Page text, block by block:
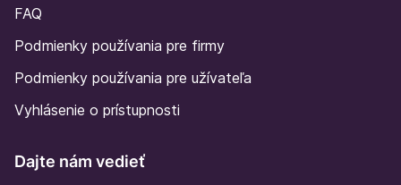
FAQ
Podmienky používania pre firmy
Podmienky používania pre užívateľa
Vyhlásenie o prístupnosti
Dajte nám vedieť